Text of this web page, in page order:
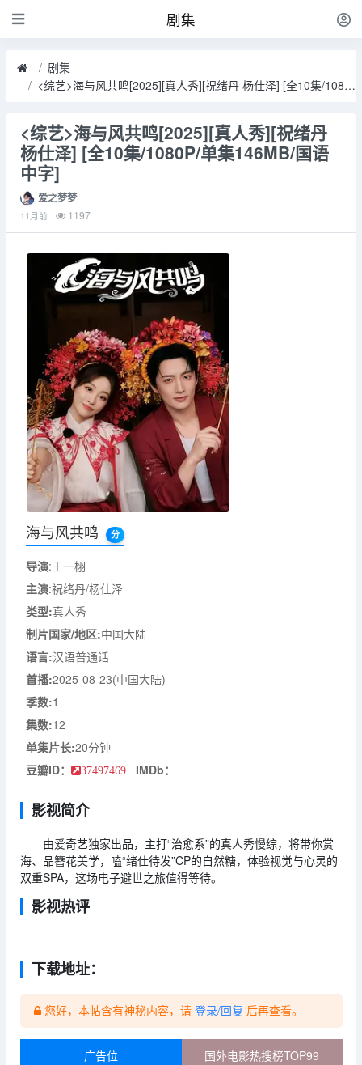
剧集
剧集
<综艺>海与风共鸣[2025][真人秀][祝绪丹 杨仕泽] [全10集/1080P/单集146MB/国语中字]
<综艺>海与风共鸣[2025][真人秀][祝绪丹
杨仕泽] [全10集/1080P/单集146MB/国语
中字]
爱之梦梦
11月前 1197
海与风共鸣 分
导演:王一栩
主演:祝绪丹/杨仕泽
类型:真人秀
制片国家/地区:中国大陆
语言:汉语普通话
首播:2025-08-23(中国大陆)
季数:1
集数:12
单集片长:20分钟
豆瓣ID：
37497469 IMDb：
影视简介
由爱奇艺独家出品，主打“治愈系”的真人秀慢综，将带你赏
海、品簪花美学，嗑“绪仕待发”CP的自然糖，体验视觉与心灵的
双重SPA，这场电子避世之旅值得等待。
影视热评
下载地址：
您好，本帖含有神秘内容，请 登录/回复 后再查看。
广告位 国外电影热搜榜TOP99